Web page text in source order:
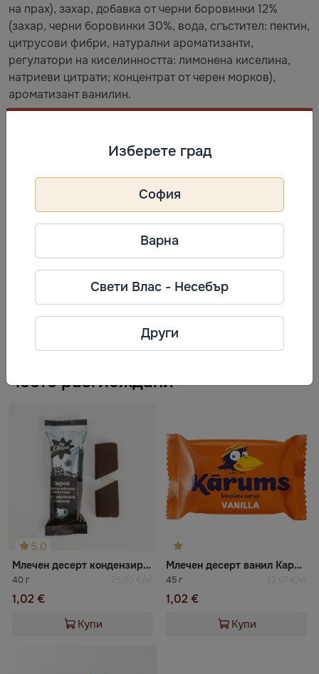
на прах), захар, добавка от черни боровинки 12%
(захар, черни боровинки 30%, вода, сгъстител: пектин,
цитрусови фибри, натурални ароматизанти,
регулатори на киселинността: лимонена киселина,
натриеви цитрати; концентрат от черен морков),
ароматизант ванилин.
консумирайте в рамките на 30 дни.
Информация за производител
RĪGAS PIENA KOMBINĀTS
Фирма: AS "RĪGAS PIENA
Телефон: +371 80001110
Често разглеждани
5.0
Млечен десерт кондензирано мляко белгийски шоколад Сваля
40 г 25,50 €/кг
1,02 €
Купи
Млечен десерт ванил Карумс
45 г 22,67 €/кг
1,02 €
Купи
Изберете град
София
Варна
Свети Влас - Несебър
Други